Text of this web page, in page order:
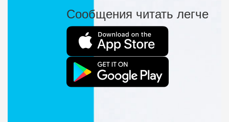
Сообщения читать легче